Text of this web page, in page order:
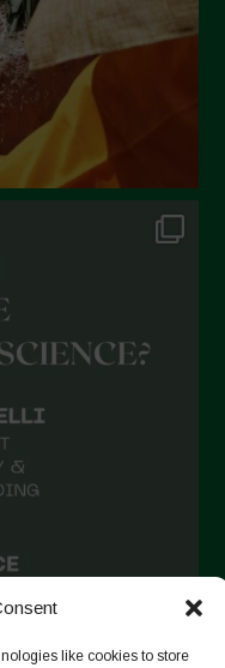
like cookies to store